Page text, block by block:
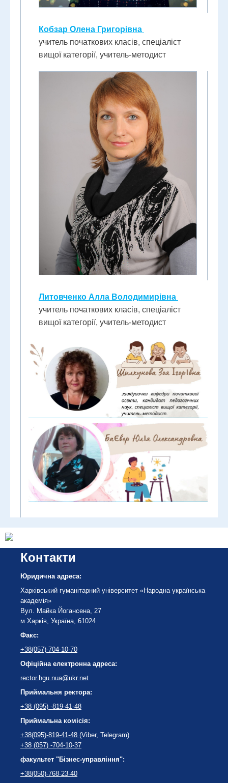
Кобзар Олена Григорівна
учитель початкових класів, спеціаліст
вищої категорії, учитель-методист
Литовченко Алла Володимирівна
учитель початкових класів, спеціаліст
вищої категорії, учитель-методист
Контакти
Юридична адреса:
Харківський гуманітарний університет «Народна українська
академія»
Вул. Майка Йогансена, 27
м Харків, Україна, 61024
Факс:
+38(057)-704-10-70
Офіційна електронна адреса:
rector.hgu.nua@ukr.net
Приймальня ректора:
+38 (095) -819-41-48
Приймальна комісія:
+38(095)-819-41-48 (Viber, Telegram)
+38 (057) -704-10-37
факультет "Бізнес-управління":
+38(050)-768-23-40